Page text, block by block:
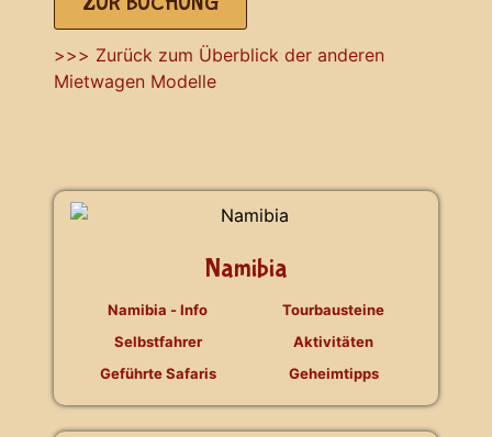
>>> Zurück zum Überblick der anderen
Mietwagen Modelle
Namibia
Namibia - Info
Selbstfahrer
Geführte Safaris
Tourbausteine
Aktivitäten
Geheimtipps